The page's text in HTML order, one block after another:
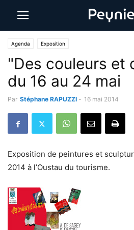
Agenda Exposition
"Des couleurs et
du 16 au 24 mai
Par Stéphane RAPUZZI - 16 mai 2014
Exposition de peintures et
2014 à l’Oustau du tourisme.